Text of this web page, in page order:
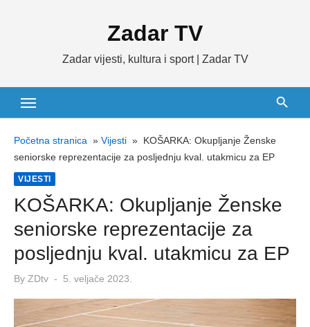
Zadar TV
Zadar vijesti, kultura i sport | Zadar TV
Početna stranica » Vijesti » KOŠARKA: Okupljanje Ženske
seniorske reprezentacije za posljednju kval. utakmicu za EP
VIJESTI
KOŠARKA: Okupljanje Ženske
seniorske reprezentacije za
posljednju kval. utakmicu za EP
By ZDtv
Posted
5. veljače 2023.